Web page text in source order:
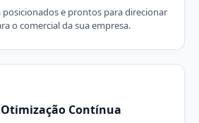
posicionados e prontos para direcionar
o comercial da sua empresa.
Contínua